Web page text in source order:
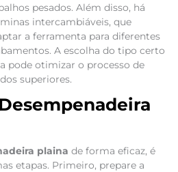
pesados. Além disso, há
intercambiáveis, que
a ferramenta para diferentes
A escolha do tipo certo
pode otimizar o processo de
superiores.
plaina de forma eficaz, é
etapas. Primeiro, prepare a